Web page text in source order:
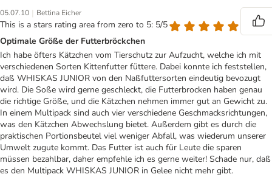
05.07.10 | Bettina Eicher
This is a stars rating area from zero to 5: 5/5
Optimale Größe der Futterbröckchen
Ich habe öfters Kätzchen vom Tierschutz zur Aufzucht, welche ich mit
verschiedenen Sorten Kittenfutter füttere. Dabei konnte ich feststellen,
daß WHISKAS JUNIOR von den Naßfuttersorten eindeutig bevozugt
wird. Die Soße wird gerne geschleckt, die Futterbrocken haben genau
die richtige Größe, und die Kätzchen nehmen immer gut an Gewicht zu.
In einem Multipack sind auch vier verschiedene Geschmacksrichtungen,
was den Kätzchen Abwechslung bietet. Außerdem gibt es durch die
praktischen Portionsbeutel viel weniger Abfall, was wiederum unserer
Umwelt zugute kommt. Das Futter ist auch für Leute die sparen
müssen bezahlbar, daher empfehle ich es gerne weiter! Schade nur, daß
es den Multipack WHISKAS JUNIOR in Gelee nicht mehr gibt.